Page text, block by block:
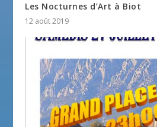
Les Nocturnes d’Art à Biot
12 août 2019